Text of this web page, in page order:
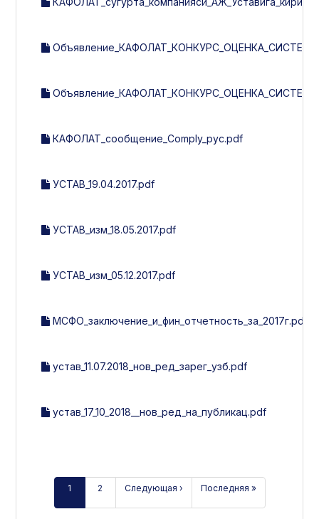
КАФОЛАТ_сообщение_Comply_рус.pdf
УСТАВ_19.04.2017.pdf
УСТАВ_изм_18.05.2017.pdf
УСТАВ_изм_05.12.2017.pdf
МСФО_заключение_и_фин_отчетность_за_2017г.pdf
устав_11.07.2018_нов_ред_зарег_узб.pdf
устав_17_10_2018__нов_ред_на_публикац.pdf
1 2 Следующая › Последняя »